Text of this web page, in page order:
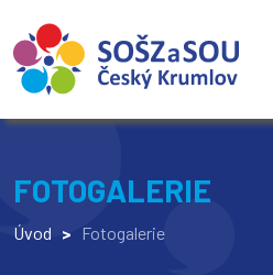
FOTOGALERIE
Úvod > Fotogalerie